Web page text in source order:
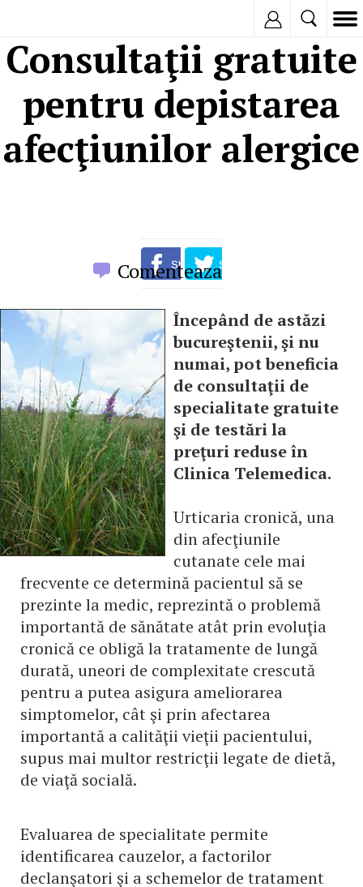
Consultaţii gratuite
pentru depistarea
afecţiunilor alergice
Comenteaza
Începând de astăzi
bucureştenii, şi nu
numai, pot beneficia
de consultaţii de
specialitate gratuite
şi de testări la
preţuri reduse în
Clinica Telemedica.
Urticaria cronică, una
din afecţiunile
cutanate cele mai
frecvente ce determină pacientul să se
prezinte la medic, reprezintă o problemă
importantă de sănătate atât prin evoluţia
cronică ce obligă la tratamente de lungă
durată, uneori de complexitate crescută
pentru a putea asigura ameliorarea
simptomelor, cât şi prin afectarea
importantă a calităţii vieţii pacientului,
supus mai multor restricţii legate de dietă,
de viaţă socială.
Evaluarea de specialitate permite
identificarea cauzelor, a factorilor
declanşatori şi a schemelor de tratament